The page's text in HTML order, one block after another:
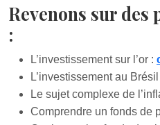
Revenons sur
:
L’investissement sur l’or :
L’investissement au Brésil
Le sujet complexe de
Comprendre un fonds de